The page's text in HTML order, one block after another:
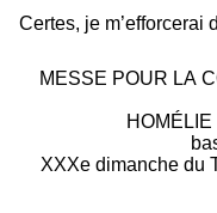
Certes, je m’efforcerai
MESSE POUR LA
XXXe dimanche du